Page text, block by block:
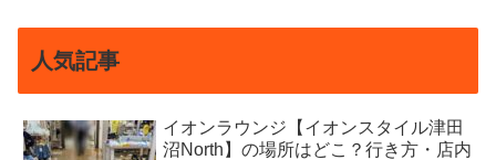
人気記事
イオンラウンジ【イオンスタイル津田
沼North】の場所はどこ？行き方・店内